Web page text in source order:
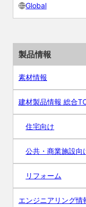
Global
製品情報
素材情報
建材製品情報 総合
住宅向け
公共・商業施設向
リフォーム
エンジニアリング情